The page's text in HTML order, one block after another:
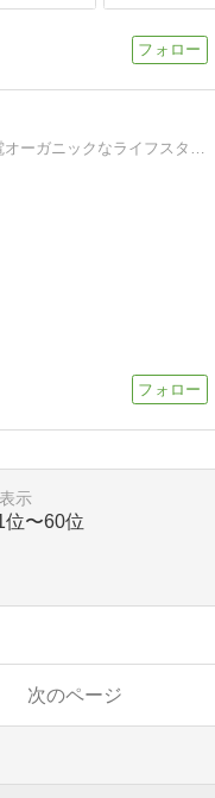
ナチュラルコスメのことや太陽光発電オーガニックなライフスタイルをカジュアルに楽しむ。
示
位〜60位
次のページ